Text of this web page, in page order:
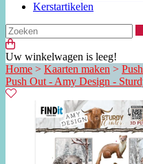
Kerstartikelen
Uw winkelwagen is leeg!
Home > Kaarten maken >
Push Out - Amy Design -